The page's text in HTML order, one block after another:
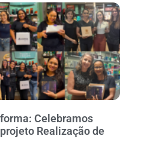
Celebramos
Realização de